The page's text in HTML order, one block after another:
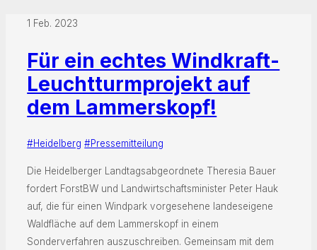
1 Feb. 2023
Für ein echtes Windkraft-
Leuchtturmprojekt auf
dem Lammerskopf!
#Heidelberg #Pressemitteilung
Die Heidelberger Landtagsabgeordnete Theresia Bauer
fordert ForstBW und Landwirtschaftsminister Peter Hauk
auf, die für einen Windpark vorgesehene landeseigene
Waldfläche auf dem Lammerskopf in einem
Sonderverfahren auszuschreiben. Gemeinsam mit dem